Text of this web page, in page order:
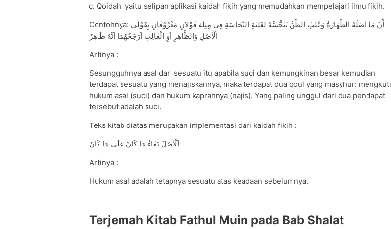
Qoidah, yaitu selipan aplikasi kaidah fikih yang memudahkan mempelajari ilmu fikih.
Contohnya: أّنَّ مَا اَصَلُهُ الطَّهَارَةُ وَغَلَبَ الظَّنُّ تَنَجُّسَّهُ لَغَلَبَةِ النَّجَاسَةِ فِي مِثِلَهَ قَوْلَانِ مَعْرُوْفَانِ بِقَوْلَي
الْاَصْلِ وَالظَّاهِرِ اَوِ الْغَالِبِ اَرَجَحُهُمَا اَنَّهٌ طَاهِرٌ
Artinya :
Sesungguhnya asal dari sesuatu itu apabila suci dan kemungkinan besar kemudian
terdapat sesuatu yang menajiskannya, maka terdapat dua qoul yang masyhur: mengkuti
hukum asal (suci) dan hukum kaprahnya (najis). Yang paling unggul dari dua pendapat
tersebut adalah suci.
Teks kitab diatas merupakan implementasi dari kaidah fikih :
اَلْاَصْلَ بَقَاءُ مَا كَانَ عَلَى مَا كَانَ
Artinya :
Hukum asal adalah tetapnya sesuatu atas keadaan sebelumnya.
Terjemah Kitab Fathul Muin pada Bab Shalat